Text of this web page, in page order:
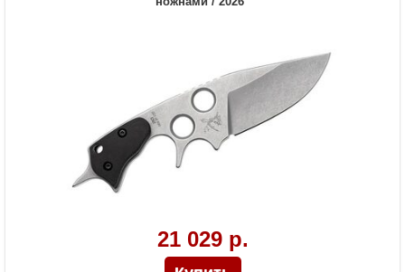
21 029 р.